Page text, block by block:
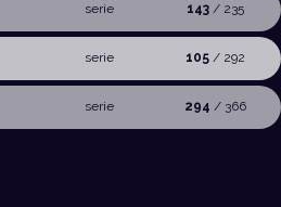
serie 143 / 235
serie 105 / 292
serie 294 / 366